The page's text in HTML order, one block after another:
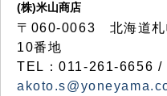
(株)米山商店
〒060-0063 北海道札
10番地
TEL：011-261-6656